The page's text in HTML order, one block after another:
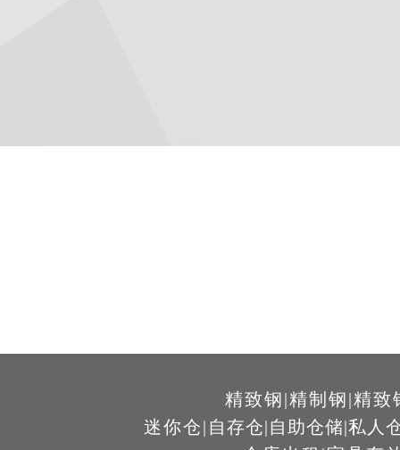
精致钢|精制钢|精致
迷你仓| 自存仓|自助仓储|私人